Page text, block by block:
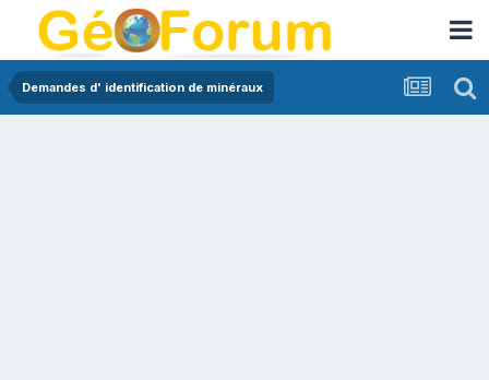
Demandes d' identification de minéraux